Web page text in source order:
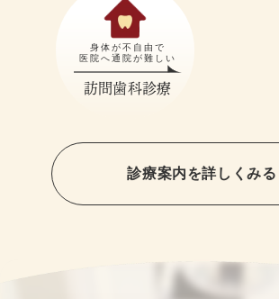
身体が不自由で
医院へ通院が難しい
訪問歯科診療
診療案内を詳しくみる